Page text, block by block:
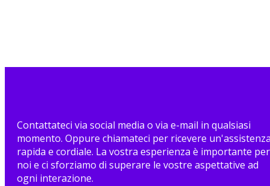
Contattateci via social media o via e-mail in qualsiasi
momento. Oppure chiamateci per ricevere
rapida e cordiale. La vostra esperienza è importante per
noi e ci sforziamo di superare le vostre aspettative ad
ogni interazione.